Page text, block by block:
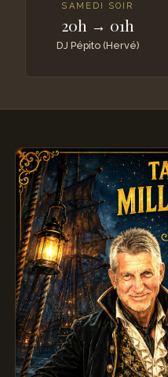
SAMEDI SOIR
20h → 01h
DJ Pépito (Hervé)